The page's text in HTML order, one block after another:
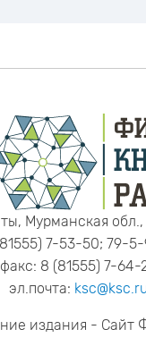
Мурманская
7-53-50; 79-
факс: 8 (81555) 7-64-
эл.почта: ksc@ksc.ru
издания - Сайт